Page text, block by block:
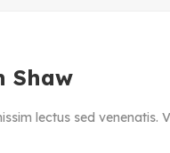
Shaw
lectus sed venenatis.